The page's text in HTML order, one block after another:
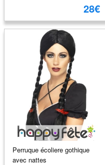
28€
Perruque écoliere gothique
avec nattes